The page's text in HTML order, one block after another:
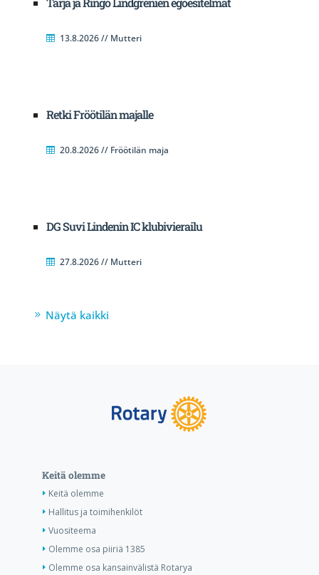
13.8.2026 // Mutteri
Retki Fröötilän majalle
20.8.2026 // Fröötilän maja
DG Suvi Lindenin IC klubivierailu
27.8.2026 // Mutteri
Näytä kaikki
Keitä olemme
Keitä olemme
Hallitus ja toimihenkilöt
Vuositeema
Olemme osa piiriä 1385
Olemme osa kansainvälistä Rotarya